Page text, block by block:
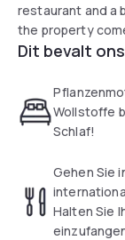
restaurant and a
the property
and a private
tea/coffee
and the Main
Frankfurt’s Old
Dit bevalt ons
Wollstoffe
Schlaf!
Gehen Sie
Halten Sie